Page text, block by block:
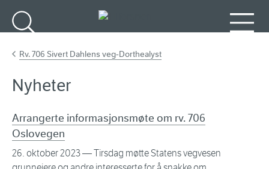
Rv. 706 Sivert Dahlens veg-Dorthealyst
Nyheter
Arrangerte informasjonsmøte om rv. 706
Oslovegen
26. oktober 2023— Tirsdag møtte Statens vegvesen